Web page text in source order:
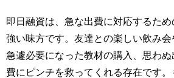
即日融資は、急な出費に対応するため
強い味方です。友達との楽しい飲み会
急遽必要になった教材の購入、思わぬ
費にピンチを救ってくれる存在です。